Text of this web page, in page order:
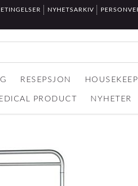
NYHETSARKIV
RESEPSJON
PRODUCT NYHETER